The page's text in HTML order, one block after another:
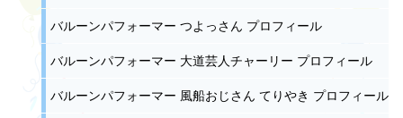
バルーンパフォーマー つよっさん プロフィール
バルーンパフォーマー 大道芸人チャーリー プロフィール
バルーンパフォーマー 風船おじさん てりやき プロフィール